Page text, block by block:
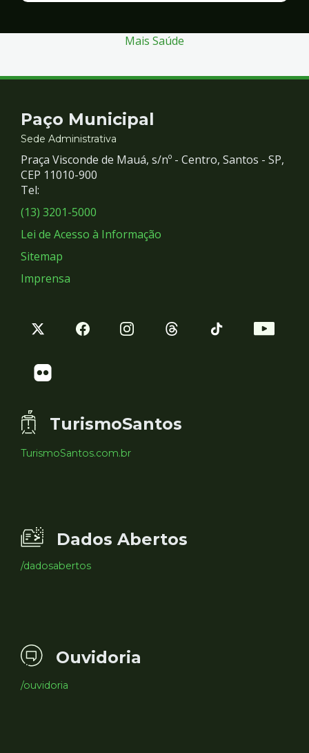
Segurança
Mais Saúde
Contato
e
Redes
Sociais
Paço Municipal
Sede Administrativa
Praça Visconde de Mauá, s/nº - Centro, Santos - SP,
CEP 11010-900
Tel:
(13) 3201-5000
Lei de Acesso à Informação
Sitemap
Imprensa
TurismoSantos
TurismoSantos.com.br
Dados Abertos
/dadosabertos
Ouvidoria
/ouvidoria